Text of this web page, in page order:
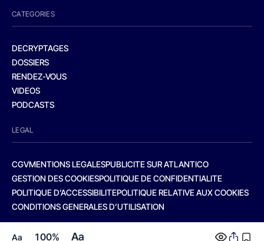
Aa 100% Aa
CATEGORIES
DECRYPTAGES
DOSSIERS
RENDEZ-VOUS
VIDEOS
PODCASTS
LEGAL
CGVMENTIONS LEGALESPUBLICITE SUR ATLANTICO
GESTION DES COOKIESPOLITIQUE DE CONFIDENTIALITE
POLITIQUE D’ACCESSIBILITEPOLITIQUE RELATIVE AUX COOKIES
CONDITIONS GENERALES D’UTILISATION